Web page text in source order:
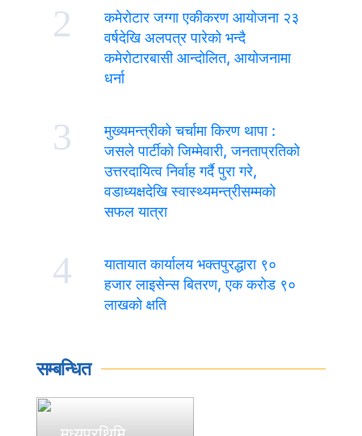
2
कमेरोटार जग्गा एकीकरण आयोजना २३
वर्षदेखि अलपत्र पारेको भन्दै
कमेरोटारबासी आन्दोलित, आयोजनामा
धर्ना
3
मुख्यमन्त्रीको चर्चामा किरण थापा :
जसले पार्टीको जिम्मेवारी, जनताप्रतिको
उत्तरदायित्व निर्वाह गर्दै पुरा गरे,
वडाध्यक्षदेखि स्वास्थ्यमन्त्रीसम्मको
सफल यात्रा
4
यातायात कार्यालय भक्तपुरद्धारा ९०
हजार लाइसेन्स बितरण, एक करोड ९०
लाखको क्षति
सम्बन्धित